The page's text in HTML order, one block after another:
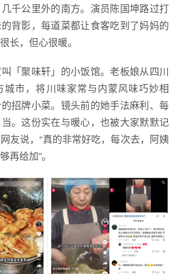
千公里外的南方。演员陈国坤路过打
背影，每道菜都让食客吃到了妈妈的
长，但心很暖。
「聚味轩」的小饭馆。老板娘从四川
城市，将川味家常与内蒙风味巧妙相
招牌小菜。镜头前的她手法麻利、每
。这份实在与暖心，也被大家默默记
友说，“真的非常好吃，每次去，阿姨
再给加”。